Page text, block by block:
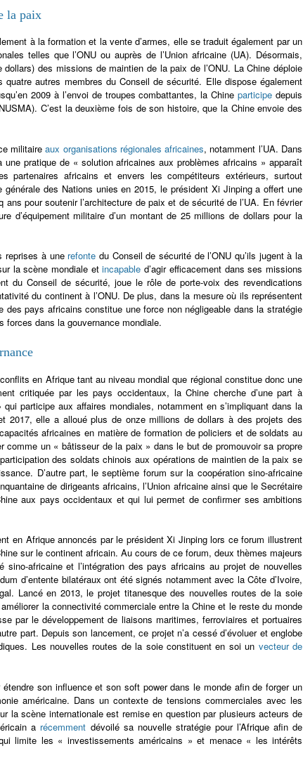
la paix
à la formation et la vente d’armes, elle se traduit également par un
telles que l’ONU ou auprès de l’Union africaine (UA). Désormais,
des missions de maintien de la paix de l’ONU. La Chine déploie
autres membres du Conseil de sécurité. Elle dispose également
2009 à l’envoi de troupes combattantes, la Chineparticipe depuis
C’est la deuxième fois de son histoire, que la Chine envoie des
militaireaux organisations régionales africaines, notamment l’UA. Dans
une pratique de « solution africaines aux problèmes africains » apparaît
partenaires africains et envers les compétiteurs extérieurs, surtout
des Nations unies en 2015, le président Xi Jinping a offert une
pour soutenir l’architecture de paix et de sécurité de l’UA. En février
d’équipement militaire d’un montant de 25 millions de dollars pour la
reprises à une refonte du Conseil de sécurité de l’ONU qu’ils jugent à la
la scène mondiale etincapable d’agir efficacement dans ses missions
du Conseil de sécurité, joue le rôle de porte-voix des revendications
du continent à l’ONU. De plus, dans la mesure où ils représentent
des pays africains constitue une force non négligeable dans la stratégie
forces dans la gouvernance mondiale.
en Afrique tant au niveau mondial que régional constitue donc une
critiquée par les pays occidentaux, la Chine cherche d’une part à
participe aux affaires mondiales, notamment en s’impliquant dans la
2017, elle a alloué plus de onze millions de dollars à des projets des
africaines en matière de formation de policiers et de soldats au
un « bâtisseur de la paix » dans le but de promouvoir sa propre
des soldats chinois aux opérations de maintien de la paix se
D’autre part, le septième forum sur la coopération sino-africaine
de dirigeants africains, l’Union africaine ainsi que le Secrétaire
aux pays occidentaux et qui lui permet de confirmer ses ambitions
en Afrique annoncés par le président Xi Jinping lors ce forum illustrent
sur le continent africain. Au cours de ce forum, deux thèmes majeurs
africaine et l’intégration des pays africains au projet de nouvelles
d’entente bilatéraux ont été signés notamment avec la Côte d’Ivoire,
Lancé en 2013, le projet titanesque des nouvelles routes de la soie
la connectivité commerciale entre la Chine et le reste du monde
par le développement de liaisons maritimes, ferroviaires et portuaires
part. Depuis son lancement, ce projet n’a cessé d’évoluer et englobe
Les nouvelles routes de la soie constituent en soi un vecteur de
son influence et son soft power dans le monde afin de forger un
américaine. Dans un contexte de tensions commerciales avec les
la scène internationale est remise en question par plusieurs acteurs de
a récemment dévoilé sa nouvelle stratégie pour l’Afrique afin de
limite les « investissements américains » et menace « les intérêts